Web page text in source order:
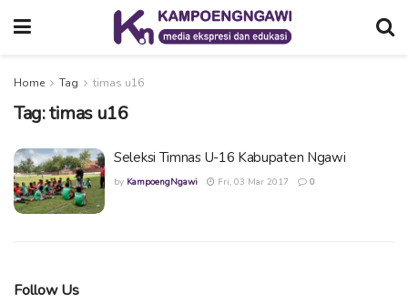
Home Tag timas u16
Tag:timas u16
Seleksi Timnas U-16 Kabupaten Ngawi
by KampoengNgawi Fri, 03 Mar 2017 0
Follow Us